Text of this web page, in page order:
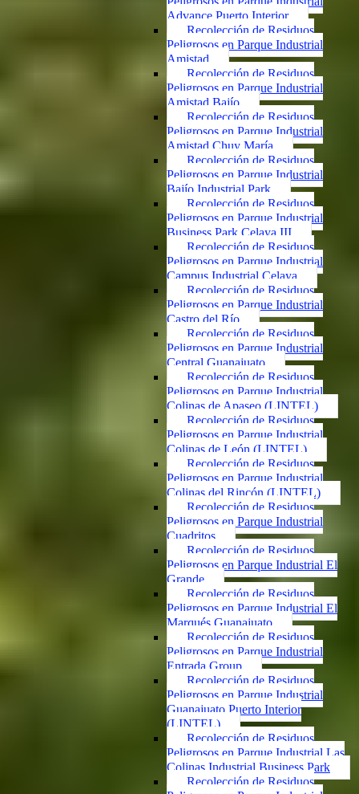
Advance Puerto Interior
Recolección de Residuos
Peligrosos en Parque Industrial
Amistad
Recolección de Residuos
Peligrosos en Parque Industrial
Amistad Bajío
Recolección de Residuos
Peligrosos en Parque Industrial
Amistad Chuy María
Recolección de Residuos
Peligrosos en Parque Industrial
Bajío Industrial Park
Recolección de Residuos
Peligrosos en Parque Industrial
Business Park Celaya III
Recolección de Residuos
Peligrosos en Parque Industrial
Campus Industrial Celaya
Recolección de Residuos
Peligrosos en Parque Industrial
Castro del Río
Recolección de Residuos
Peligrosos en Parque Industrial
Central Guanajuato
Recolección de Residuos
Peligrosos en Parque Industrial
Colinas de Apaseo (LINTEL)
Recolección de Residuos
Peligrosos en Parque Industrial
Colinas de León (LINTEL)
Recolección de Residuos
Peligrosos en Parque Industrial
Colinas del Rincón (LINTEL)
Recolección de Residuos
Peligrosos en Parque Industrial
Cuadritos
Recolección de Residuos
Peligrosos en Parque Industrial El
Grande
Recolección de Residuos
Peligrosos en Parque Industrial El
Marqués Guanajuato
Recolección de Residuos
Peligrosos en Parque Industrial
Entrada Group
Recolección de Residuos
Peligrosos en Parque Industrial
Guanajuato Puerto Interior
(LINTEL)
Recolección de Residuos
Peligrosos en Parque Industrial Las
Colinas Industrial Business Park
Recolección de Residuos